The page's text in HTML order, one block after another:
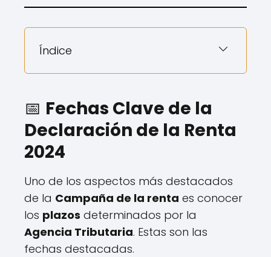
Índice
📅 Fechas Clave de la
Declaración de la Renta
2024
Uno de los aspectos más destacados
de la Campaña de la renta es conocer
los plazos determinados por la
Agencia Tributaria. Estas son las
fechas destacadas.